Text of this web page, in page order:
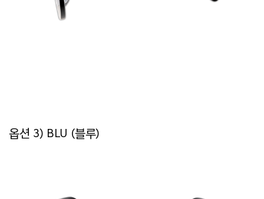
옵션 3) BLU (블루)